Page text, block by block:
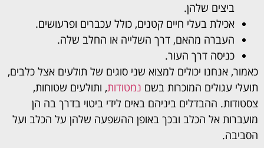
ביצים שלהן.
אכילת בעלי חיים קטנים, כולל עכברים ופרעושים.
העברה מהאם, דרך השלייה או החלב שלה.
כניסה דרך העור.
כאמור, אנחנו יכולים למצוא שני סוגים של תולעים אצל כלבים,
תועלי עגולים המוכרות בשם נמטודות, ותולעים שטוחות,
צסטודות. ההבדלים ביניהם באים לידי ביטוי בדרך בה הן
מועברות אל הכלב ובכך באופן ההשפעה שלהן על הכלב ועל
הסביבה.